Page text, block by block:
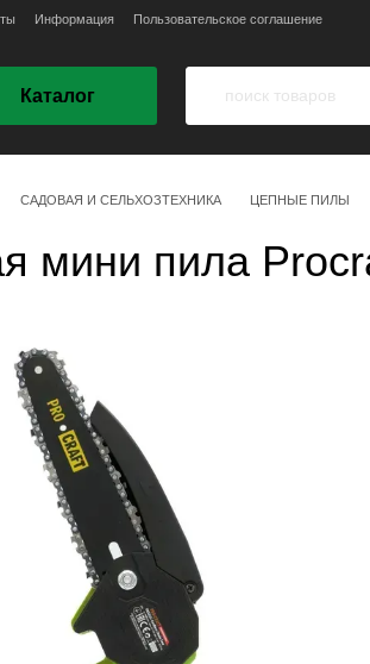
Информация Пользовательское соглашение
Каталог
САДОВАЯ И СЕЛЬХОЗТЕХНИКА ЦЕПНЫЕ ПИЛЫ
мини пила